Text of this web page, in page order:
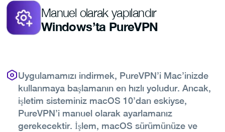
Manuel olarak yapılandır
Windows’ta PureVPN
Uygulamamızı indirmek, PureVPN’i Mac’inizde
kullanmaya başlamanın en hızlı yoludur. Ancak,
işletim sisteminiz macOS 10’dan eskiyse,
PureVPN’i manuel olarak ayarlamanız
gerekecektir. İşlem, macOS sürümünüze ve